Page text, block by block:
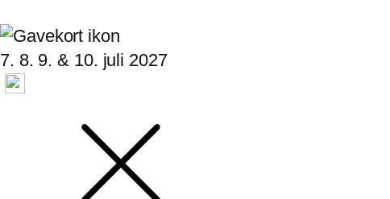
7. 8. 9. & 10. juli 2027